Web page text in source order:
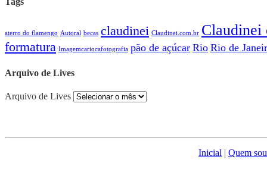
aterro do flamengo Autoral becas claudinei Claudinei.com.br Claudinei
formatura Imagemcariocafotografia pão de açúcar Rio Rio de
Arquivo de Lives
Arquivo de Lives
Inicial | Quem sou